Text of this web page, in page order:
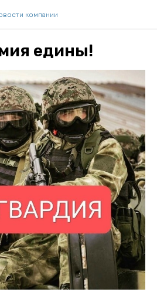
компании
едины!